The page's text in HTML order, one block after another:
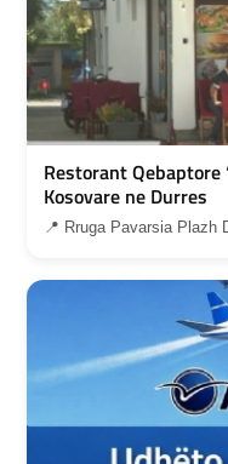
Restorant Qebaptore
Kosovare ne Durres
📍 Rruga Pavarsia Plazh